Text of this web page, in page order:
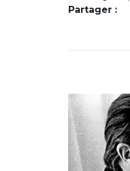
Partager :